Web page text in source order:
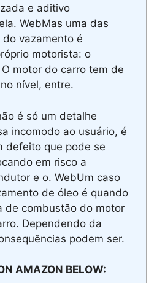
e aditivo
WebMas uma das
vazamento é
motorista: o
motor do carro tem de
nível, entre.
é só um detalhe
incomodo ao usuário, é
defeito que pode se
em risco a
e o. WebUm caso
de óleo é quando
de combustão do motor
Dependendo da
podem ser.
AMAZON BELOW: